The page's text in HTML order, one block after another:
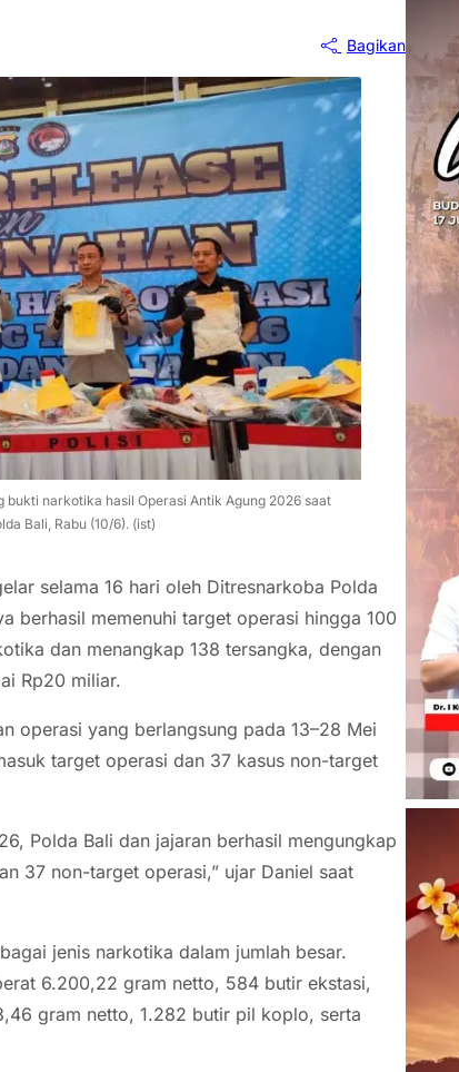
Bagikan
narkotika hasil Operasi Antik Agung 2026 saat
Bali, Rabu (10/6). (ist)
selama 16 hari oleh Ditresnarkoba Polda
berhasil memenuhi target operasi hingga 100
dan menangkap 138 tersangka, dengan
Rp20 miliar.
operasi yang berlangsung pada 13–28 Mei
target operasi dan 37 kasus non-target
Polda Bali dan jajaran berhasil mengungkap
37 non-target operasi,” ujar Daniel saat
jenis narkotika dalam jumlah besar.
6.200,22 gram netto, 584 butir ekstasi,
gram netto, 1.282 butir pil koplo, serta